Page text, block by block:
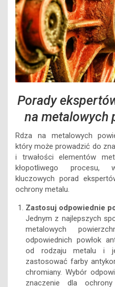
Porady
na metalowych
Rdza na metalowych
który może prowadzić do
i trwałości elementów
kłopotliwego procesu,
kluczowych porad
ochrony metalu.
Zastosuj odpowiednie
Jednym z najlepszych
metalowych
odpowiednich powłok
od rodzaju metalu i
zastosować farby
chromiany. Wybór
znaczenie dla